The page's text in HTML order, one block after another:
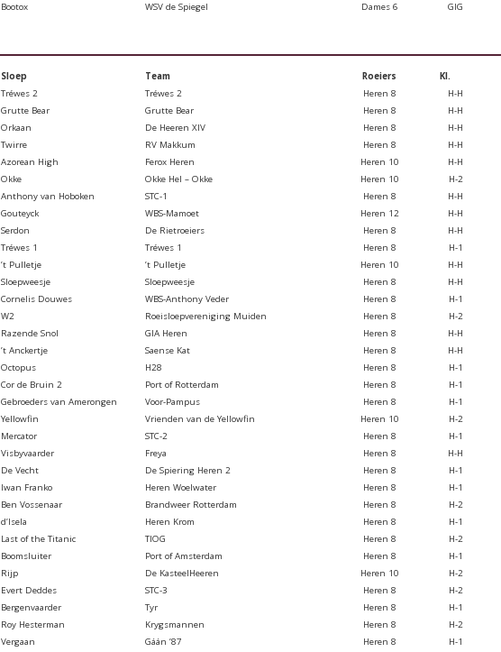
Bootox WSV de Spiegel Dames 6 GIG
Sloep Team Roeiers Kl.
Tréwes 2 Tréwes 2 Heren 8 H-H
Grutte Bear Grutte Bear Heren 8 H-H
Orkaan De Heeren XIV Heren 8 H-H
Twirre RV Makkum Heren 8 H-H
Azorean High Ferox Heren Heren 10 H-H
Okke Okke Hel – Okke Heren 10 H-2
Anthony van Hoboken STC-1 Heren 8 H-H
Gouteyck WBS-Mamoet Heren 12 H-H
Serdon De Rietroeiers Heren 8 H-H
Tréwes 1 Tréwes 1 Heren 8 H-1
’t Pulletje ’t Pulletje Heren 10 H-H
Sloepweesje Sloepweesje Heren 8 H-H
Cornelis Douwes WBS-Anthony Veder Heren 8 H-1
W2 Roeisloepvereniging Muiden Heren 8 H-2
Razende Snol GIA Heren Heren 8 H-H
’t Anckertje Saense Kat Heren 8 H-H
Octopus H28 Heren 8 H-1
Cor de Bruin 2 Port of Rotterdam Heren 8 H-1
Gebroeders van Amerongen Voor-Pampus Heren 8 H-1
Yellowfin Vrienden van de Yellowfin Heren 10 H-2
Mercator STC-2 Heren 8 H-1
Visbyvaarder Freya Heren 8 H-H
De Vecht De Spiering Heren 2 Heren 8 H-1
Iwan Franko Heren Woelwater Heren 8 H-1
Ben Vossenaar Brandweer Rotterdam Heren 8 H-2
d’Isela Heren Krom Heren 8 H-1
Last of the Titanic TIOG Heren 8 H-2
Boomsluiter Port of Amsterdam Heren 8 H-1
Rijp De KasteelHeeren Heren 10 H-2
Evert Deddes STC-3 Heren 8 H-2
Bergenvaarder Tyr Heren 8 H-1
Roy Hesterman Krygsmannen Heren 8 H-2
Vergaan Gáán ’87 Heren 8 H-1